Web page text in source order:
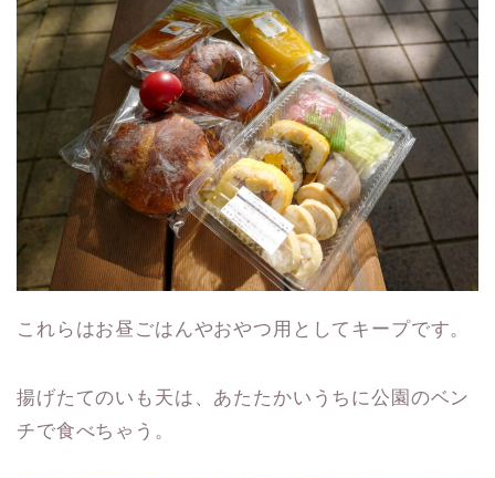
これらはお昼ごはんやおやつ用としてキープです。
揚げたてのいも天は、あたたかいうちに公園のベン
チで食べちゃう。